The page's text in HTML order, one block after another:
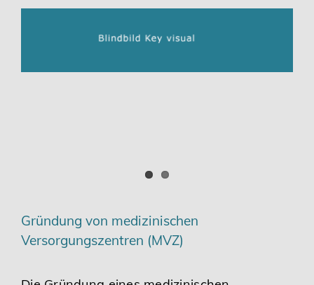
Gründung von medizinischen
Versorgungszentren (MVZ)